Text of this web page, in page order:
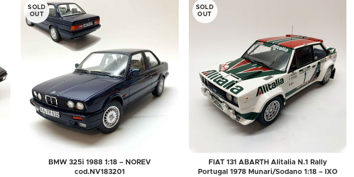
SOLD
OUT
BMW 325i 1988 1:18 – NOREV
cod.NV183201
SOLD
OUT
FIAT 131 ABARTH Alitalia N.1 Rally
Portugal 1978 Munari/Sodano 1:18 – IXO